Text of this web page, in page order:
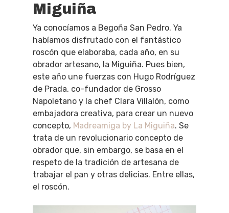
Miguiña
Ya conocíamos a Begoña San Pedro. Ya
habíamos disfrutado con el fantástico
roscón que elaboraba, cada año, en su
obrador artesano, la Miguiña. Pues bien,
este año une fuerzas con Hugo Rodríguez
de Prada, co-fundador de Grosso
Napoletano y la chef Clara Villalón, como
embajadora creativa, para crear un nuevo
concepto, Madreamiga by La Miguiña. Se
trata de un revolucionario concepto de
obrador que, sin embargo, se basa en el
respeto de la tradición de artesana de
trabajar el pan y otras delicias. Entre ellas,
el roscón.